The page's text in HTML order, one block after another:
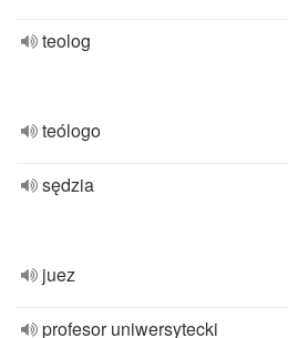
teolog
teólogo
sędzia
juez
profesor uniwersytecki